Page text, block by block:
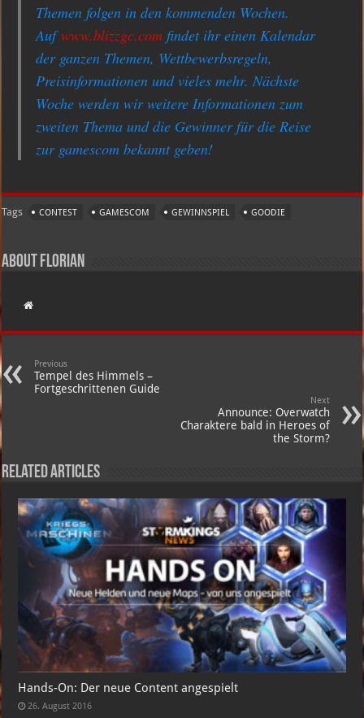
Themen folgen in den kommenden Wochen.
Aufwww.blizzgc.com findet ihr einen Kalendar
der ganzen Themen, Wettbewerbsregeln,
Preisinformationen und vieles mehr. Nächste
Woche werden wir weitere Informationen zum
zweiten Thema und die Gewinner für die Reise
zur gamescom bekannt geben!
Tags CONTEST GAMESCOM GEWINNSPIEL GOODIE
About Florian
Previous
Tempel des Himmels –
Fortgeschrittenen Guide
Next
Announce: Overwatch
Charaktere bald in Heroes of
the Storm?
Related Articles
Hands-On: Der neue Content angespielt
26. August 2016